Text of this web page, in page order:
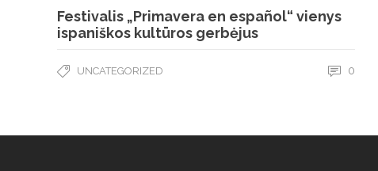
Festivalis „Primavera en español“ vienys
ispaniškos kultūros gerbėjus
UNCATEGORIZED 0